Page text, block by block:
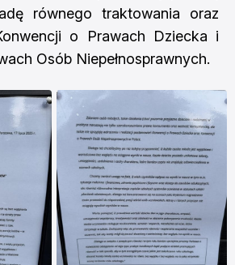
równego traktowania oraz
o Prawach Dziecka i
Osób Niepełnosprawnych.